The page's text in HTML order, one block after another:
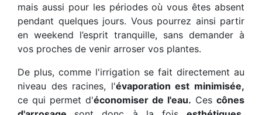
mais aussi pour les périodes où vous êtes absent
pendant quelques jours. Vous pourrez ainsi partir
en weekend l’esprit tranquille, sans demander à
vos proches de venir arroser vos plantes.
De plus, comme l'irrigation se fait directement au
niveau des racines, l'évaporation est minimisée,
ce qui permet d'économiser de l'eau. Ces cônes